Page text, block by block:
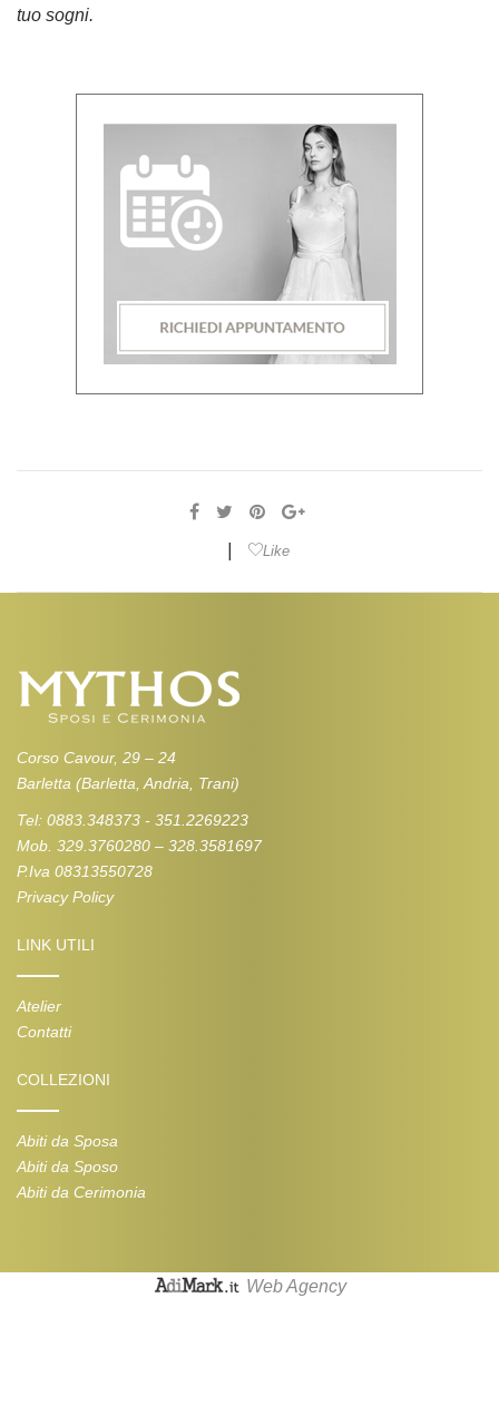
tuo sogni.
Like
Corso Cavour, 29 – 24
Barletta (Barletta, Andria, Trani)
Tel: 0883.348373 - 351.2269223
Mob. 329.3760280 – 328.3581697
P.Iva 08313550728
Privacy Policy
LINK UTILI
Atelier
Contatti
COLLEZIONI
Abiti da Sposa
Abiti da Sposo
Abiti da Cerimonia
Web Agency